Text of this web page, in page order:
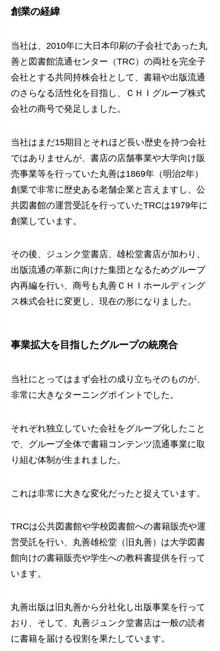
創業の経緯
当社は、2010年に大日本印刷の子会社であった丸
善と図書館流通センター（TRC）の両社を完全子
会社とする共同持株会社として、書籍や出版流通
のさらなる活性化を目指し、ＣＨＩグループ株式
会社の商号で発足しました。
当社はまだ15期目とそれほど長い歴史を持つ会社
ではありませんが、書店の店舗事業や大学向け販
売事業等を行っていた丸善は1869年（明治2年）
創業で非常に歴史ある老舗企業と言えますし、公
共図書館の運営受託を行っていたTRCは1979年に
創業しています。
その後、ジュンク堂書店、雄松堂書店が加わり、
出版流通の革新に向けた集団となるためグループ
内再編を行い、商号も丸善ＣＨＩホールディング
ス株式会社に変更し、現在の形になりました。
事業拡大を目指したグループの統廃合
当社にとってはまず会社の成り立ちそのものが、
非常に大きなターニングポイントでした。
それぞれ独立していた会社をグループ化したこと
で、グループ全体で書籍コンテンツ流通事業に取
り組む体制が生まれました。
これは非常に大きな変化だったと捉えています。
TRCは公共図書館や学校図書館への書籍販売や運
営受託を行い、丸善雄松堂（旧丸善）は大学図書
館向けの書籍販売や学生への教科書提供を行って
います。
丸善出版は旧丸善から分社化し出版事業を行って
おり、そして、丸善ジュンク堂書店は一般の読者
に書籍を届ける役割を果たしています。